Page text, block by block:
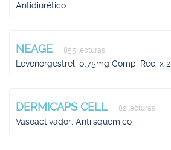
Antidiurético
NEAGE 855 lecturas
Levonorgestrel. 0.75mg Comp. Rec. x 2.
DERMICAPS CELL 82 lecturas
Vasoactivador, Antiisquémico